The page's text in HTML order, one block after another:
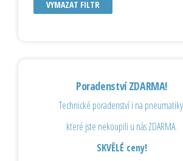
VYMAZAT FILTR
Poradenství ZDARMA!
Technické poradenství i na
které jste nekoupili u nás ZDARMA.
SKVĚLÉ ceny!